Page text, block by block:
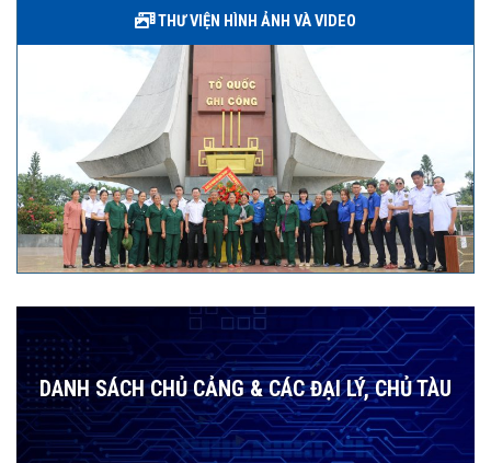
THƯ VIỆN HÌNH ẢNH VÀ VIDEO
DANH SÁCH CHỦ CẢNG & CÁC ĐẠI LÝ, CHỦ TÀU